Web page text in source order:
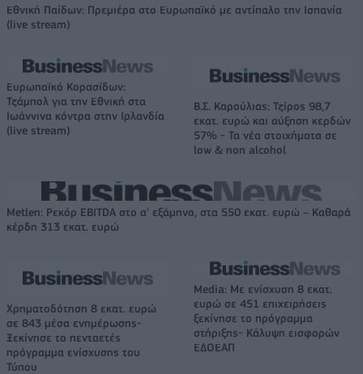
Εθνική Παίδων: Πρεμιέρα στο Ευρωπαϊκό με αντίπαλο την Ισπανία
(live stream)
Ευρωπαϊκό Κορασίδων:
Τζάμπολ για την Εθνική στα
Ιωάννινα κόντρα στην Ιρλανδία
(live stream)
Β.Σ. Καρούλιας: Τζίρος 98,7
εκατ. ευρώ και αύξηση κερδών
57% - Τα νέα στοιχήματα σε
low & non alcohol
Metlen: Ρεκόρ EBITDA στο α' εξάμηνο, στα 550 εκατ. ευρώ – Καθαρά
κέρδη 313 εκατ. ευρώ
Χρηματοδότηση 8 εκατ. ευρώ
σε 843 μέσα ενημέρωσης-
Ξεκίνησε το πενταετές
πρόγραμμα ενίσχυσης του
Τύπου
Media: Με ενίσχυση 8 εκατ.
ευρώ σε 451 επιχειρήσεις
ξεκίνησε το πρόγραμμα
στήριξης- Κάλυψη εισφορών
ΕΔΟΕΑΠ